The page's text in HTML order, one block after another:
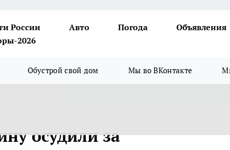
России Авто Погода
Объявления
2026
Обустрой свой дом Мы во ВКонтакте
осудили за